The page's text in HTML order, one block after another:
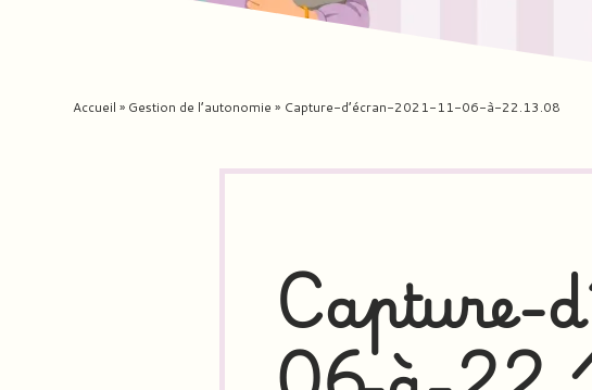
Accueil » Gestion de l’autonomie » Capture-d’écran-2021-11-06-à-22.13.08
Capture-